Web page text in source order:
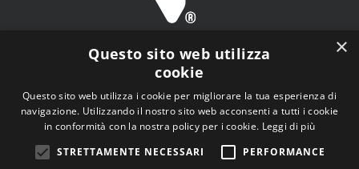
FITAV - Federazione Italiana Tiro a Volo - Viale Tiziano
×
Questo sito web utilizza
cookie
Questo sito web utilizza i cookie per migliorare la tua esperienza di
navigazione. Utilizzando il nostro sito web acconsenti a tutti i cookie
in conformità con la nostra policy per i cookie. Leggi di più
STRETTAMENTE NECESSARI
PERFORMANCE